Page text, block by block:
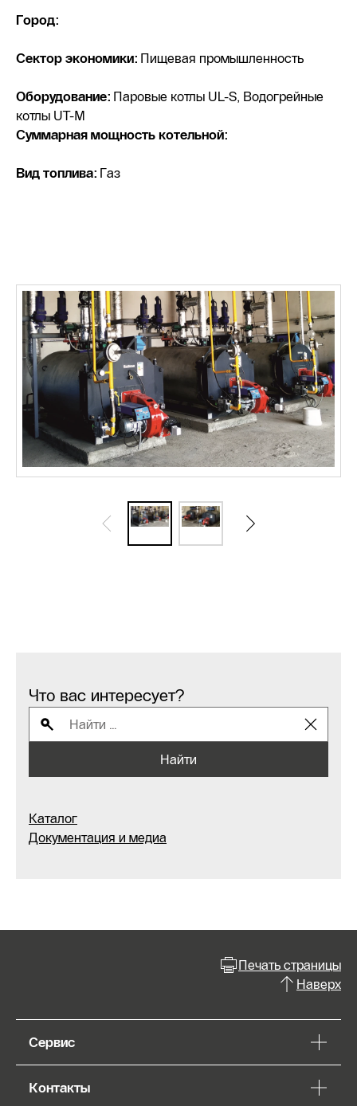
Город:
Сектор экономики: Пищевая промышленность
Оборудование: Паровые котлы UL-S, Водогрейные
котлы UT-M
Суммарная мощность котельной:
Вид топлива: Газ
Что вас интересует?
Найти
Каталог
Документация и медиа
Печать страницы
Наверх
Сервис
Контакты